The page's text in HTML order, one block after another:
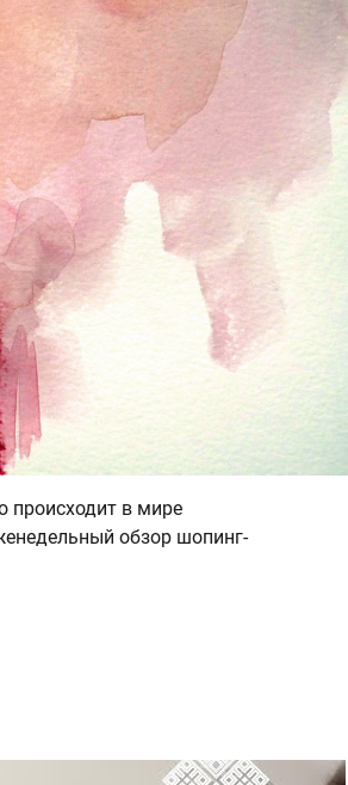
происходит в мире
обзор шопинг-